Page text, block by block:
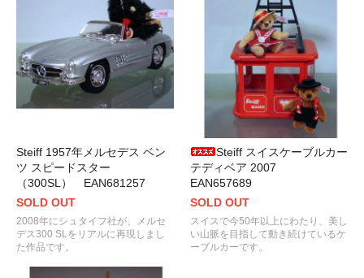
Steiff 1957年メルセデス ベン
ツ スピードスター
（300SL） EAN681257
SOLD OUT
2008年にシュタイフ社が、メルセ
デス300 SLをリアルに再現しまし
た作品です。
Steiff スイスケーブルカー
テディベア 2007
EAN657689
SOLD OUT
スイスで今50年以上にわたり、美し
い山脈を目指して動き続けているケ
ーブルカーです。